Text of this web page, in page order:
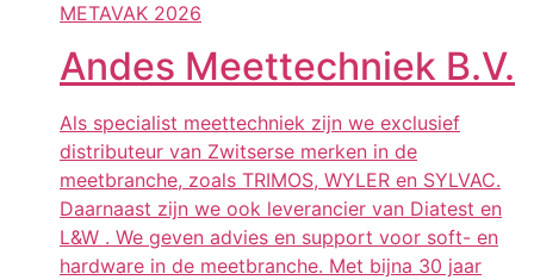
METAVAK 2026
Andes Meettechniek B.V.
Als specialist meettechniek zijn we exclusief
distributeur van Zwitserse merken in de
meetbranche, zoals TRIMOS, WYLER en SYLVAC.
Daarnaast zijn we ook leverancier van Diatest en
L&W . We geven advies en support voor soft- en
hardware in de meetbranche. Met bijna 30 jaar